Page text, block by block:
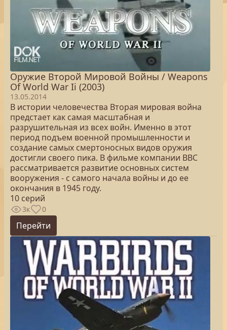
Оружие Второй Мировой Войны / Weapons
Of World War Ii (2003)
13.05.2014
В истории человечества Вторая мировая война
предстает как самая масштабная и
разрушительная из всех войн. Именно в этот
период подъем военной промышленности и
создание самых смертоносных видов оружия
достигли своего пика. В фильме компании ВВС
рассматривается развитие основных систем
вооружения - с самого начала войны и до ее
окончания в 1945 году.
10 серий
3к 0
Перейти